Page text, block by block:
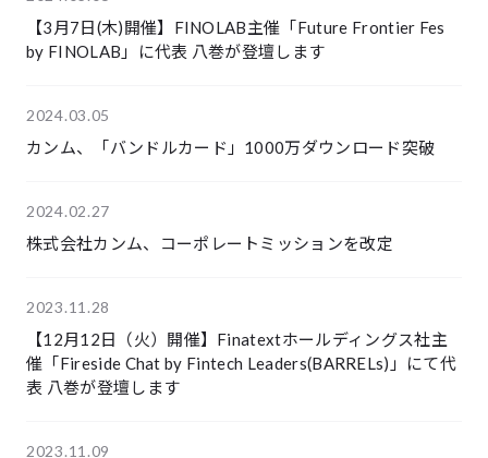
【3月7日(木)開催】FINOLAB主催「Future Frontier Fes
by FINOLAB」に代表 八巻が登壇します
2024.03.05
カンム、「バンドルカード」1000万ダウンロード突破
2024.02.27
株式会社カンム、コーポレートミッションを改定
2023.11.28
【12月12日（火）開催】Finatextホールディングス社主
催「Fireside Chat by Fintech Leaders(BARRELs)」にて代
表 八巻が登壇します
2023.11.09